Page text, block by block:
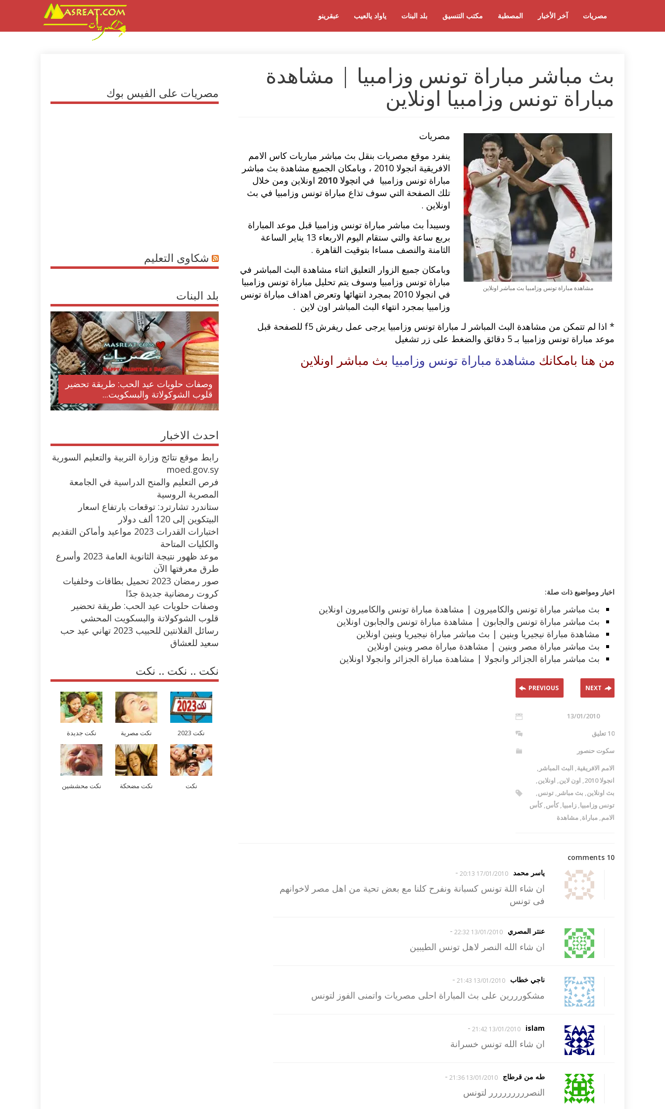
عبقرينو ياواد يالعيب بلد البنات مكتب التنسيق المصطبة آخر الأخبار مصريات
بث مباشر مباراة تونس وزامبيا | مشاهدة
مباراة تونس وزامبيا اونلاين
مشاهدة مباراة تونس وزامبيا بث مباشر اونلاين
مصريات
ينفرد موقع مصريات بنقل بث مباشر مباريات كاس الامم
الافريقية انجولا 2010 ، وبامكان الجميع مشاهدة بث مباشر
مباراة تونس وزامبيا في انجولا 2010
اونلاين ومن خلال
تلك الصفحة التي سوف تذاع مباراة تونس وزامبيا في بث
اونلاين .
وسيبدأ بث مباشر مباراة تونس وزامبيا قبل موعد المباراة
بربع ساعة والتي ستقام اليوم الاربعاء 13 يناير الساعة
الثامنة والنصف مساءا بتوقيت القاهرة .
وبامكان جميع الزوار التعليق اثناء مشاهدة البث المباشر في
مباراة تونس وزامبيا وسوف يتم تحليل مباراة تونس وزامبيا
في انجولا 2010 بمجرد انتهائها وتعرض اهداف مباراة تونس
وزامبيا بمجرد انتهاء البث المباشر اون لاين .
* اذا لم تتمكن من مشاهدة البث المباشر لـ مباراة تونس وزامبيا يرجى عمل ريفرش f5 للصفحة قبل
موعد مباراة تونس وزامبيا بـ 5 دقائق والضغط على زر تشغيل
من هنا بامكانك مشاهدة مباراة تونس وزامبيا بث مباشر اونلاين
اخبار ومواضيع ذات صلة:
بث مباشر مباراة تونس والكاميرون | مشاهدة مباراة تونس والكاميرون اونلاين
بث مباشر مباراة تونس والجابون | مشاهدة مباراة تونس والجابون اونلاين
مشاهدة مباراة نيجيريا وبنين | بث مباشر مباراة نيجيريا وبنين اونلاين
بث مباشر مباراة مصر وبنين | مشاهدة مباراة مصر وبنين اونلاين
بث مباشر مباراة الجزائر وانجولا | مشاهدة مباراة الجزائر وانجولا اونلاين
PREVIOUS NEXT
13/01/2010
10 تعليق
سكوت حنصور
الامم الافريقية, البث المباشر ,
انجولا 2010
, اون لاين, اونلاين,
بث اونلاين, بث مباشر , تونس,
تونس وزامبيا, زامبيا,كأس,كأس
الامم, مباراة, مشاهدة
10 comments
ياسر محمد 17/01/2010 20:13
-
ان شاء اللة تونس كسبانة ونفرح كلنا مع بعض تحية من اهل مصر لاخوانهم
فى تونس
عنتر المصري 13/01/2010 22:32
-
ان شاء الله النصر لاهل تونس الطيبين
ناجي خطاب 13/01/2010 21:43
-
مشكورررين على بث المباراة احلى مصريات واتمنى الفوز لتونس
islam
13/01/2010 21:42
-
ان شاء الله تونس خسرانة
طه من قرطاج 13/01/2010 21:36
-
النصررررررررر لتونس
مصريات على الفيس بوك
شكاوى التعليم
بلد البنات
وصفات حلويات عيد الحب: طريقة تحضير
قلوب الشوكولاتة والبسكويت...
احدث الاخبار
رابط موقع نتائج وزارة التربية والتعليم السورية
moed.gov.sy
فرص التعليم والمنح الدراسية في الجامعة
المصرية الروسية
ستاندرد تشارترد: توقعات بارتفاع اسعار
البيتكوين إلى 120 ألف دولار
اختبارات القدرات 2023 مواعيد وأماكن التقديم
والكليات المتاحة
موعد ظهور نتيجة الثانوية العامة 2023 وأسرع
طرق معرفتها الآن
صور رمضان 2023 تحميل بطاقات وخلفيات
كروت رمضانية جديدة جدًا
وصفات حلويات عيد الحب: طريقة تحضير
قلوب الشوكولاتة والبسكويت المحشي
رسائل الفلانتين للحبيب 2023 تهاني عيد حب
سعيد للعشاق
نكت .. نكت .. نكت
نكت 2023 نكت مصرية نكت جديدة
نكت نكت مضحكة نكت محششين